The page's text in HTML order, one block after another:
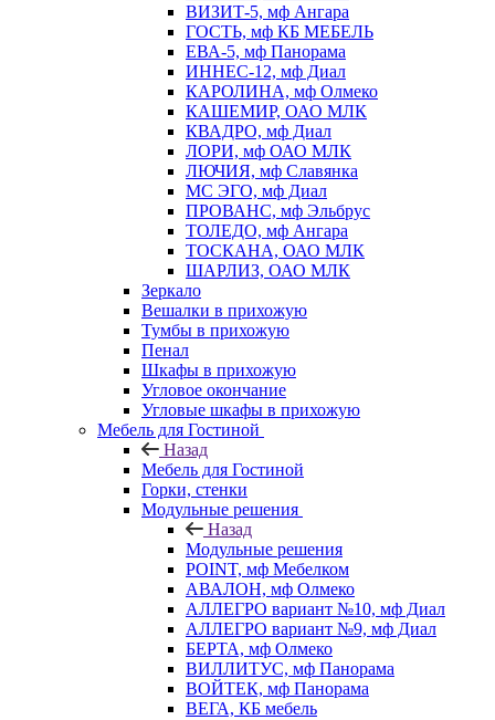
ВИЗИТ-5, мф Ангара
ГОСТЬ, мф КБ МЕБЕЛЬ
ЕВА-5, мф Панорама
ИННЕС-12, мф Диал
КАРОЛИНА, мф Олмеко
КАШЕМИР, ОАО МЛК
КВАДРО, мф Диал
ЛОРИ, мф ОАО МЛК
ЛЮЧИЯ, мф Славянка
МС ЭГО, мф Диал
ПРОВАНС, мф Эльбрус
ТОЛЕДО, мф Ангара
ТОСКАНА, ОАО МЛК
ШАРЛИЗ, ОАО МЛК
Зеркало
Вешалки в прихожую
Тумбы в прихожую
Пенал
Шкафы в прихожую
Угловое окончание
Угловые шкафы в прихожую
Мебель для Гостиной
Назад
Мебель для Гостиной
Горки, стенки
Модульные решения
Назад
Модульные решения
POINT, мф Мебелком
АВАЛОН, мф Олмеко
АЛЛЕГРО вариант №10, мф Диал
АЛЛЕГРО вариант №9, мф Диал
БЕРТА, мф Олмеко
ВИЛЛИТУС, мф Панорама
ВОЙТЕК, мф Панорама
ВЕГА, КБ мебель